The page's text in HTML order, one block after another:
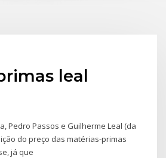
leal
Pedro Passos e Guilherme Leal (da
do preço das matérias-primas
já que